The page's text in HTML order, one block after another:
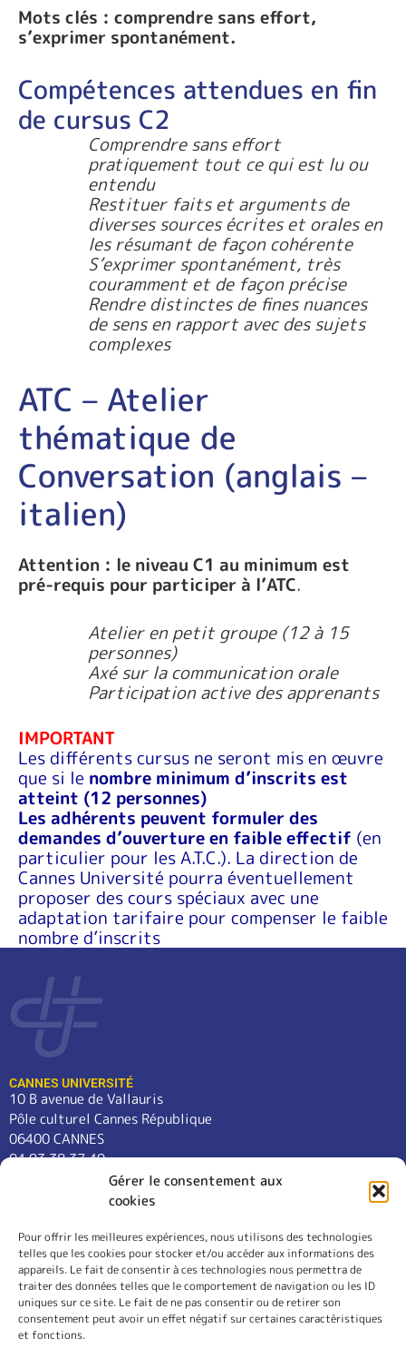
Gérer le consentement aux
cookies
Pour offrir les meilleures expériences, nous utilisons des technologies
telles que les cookies pour stocker et/ou accéder aux informations des
appareils. Le fait de consentir à ces technologies nous permettra de
traiter des données telles que le comportement de navigation ou les ID
uniques sur ce site. Le fait de ne pas consentir ou de retirer son
consentement peut avoir un effet négatif sur certaines caractéristiques
et fonctions.
Mots clés : comprendre sans effort,
s’exprimer spontanément.
Compétences attendues en fin
de cursus C2
Comprendre sans effort
pratiquement tout ce qui est lu ou
entendu
Restituer faits et arguments de
diverses sources écrites et orales en
les résumant de façon cohérente
S’exprimer spontanément, très
couramment et de façon précise
Rendre distinctes de fines nuances
de sens en rapport avec des sujets
complexes
ATC – Atelier
thématique de
Conversation (anglais –
italien)
Attention : le niveau C1 au minimum est
pré-requis pour participer à l’ATC.
Atelier en petit groupe (12 à 15
personnes)
Axé sur la communication orale
Participation active des apprenants
IMPORTANT
Les différents cursus ne seront mis en œuvre
que si le nombre minimum d’inscrits est
atteint (12 personnes)
Les adhérents peuvent formuler des
demandes d’ouverture en faible effectif (en
particulier pour les A.T.C.). La direction de
Cannes Université pourra éventuellement
proposer des cours spéciaux avec une
adaptation tarifaire pour compenser le faible
nombre d’inscrits
CANNES UNIVERSITÉ
10 B avenue de Vallauris
Pôle culturel Cannes République
06400 CANNES
04 93 38 37 49
contact@cannes-universite.fr
COURS
LANGUES
CONFÉRENCES
SORTIES
L’ASSOCIATION